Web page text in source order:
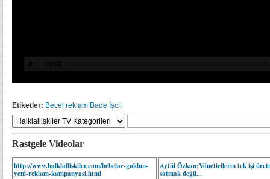
Etiketler: Becel reklam Bade İşcil
Rastgele Videolar
http://www.halklailiskiler.com/bebelac-goldun-
yeni-reklam-kampanyasi.html
Aytül Özkan;Yöneticilerin tek işi
satmak değil...